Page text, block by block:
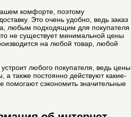
комфорте, поэтому
Это очень удобно, ведь заказ
любым подходящим для покупателя
не существует минимальной цены
на любой товар, любой
любого покупателя, ведь цены
а также постоянно действуют какие-
помогают сэкономить значительные